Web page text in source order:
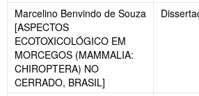
Marcelino Benvindo de Souza
[ASPECTOS
ECOTOXICOLÓGICO EM
MORCEGOS (MAMMALIA:
CHIROPTERA) NO
CERRADO, BRASIL]